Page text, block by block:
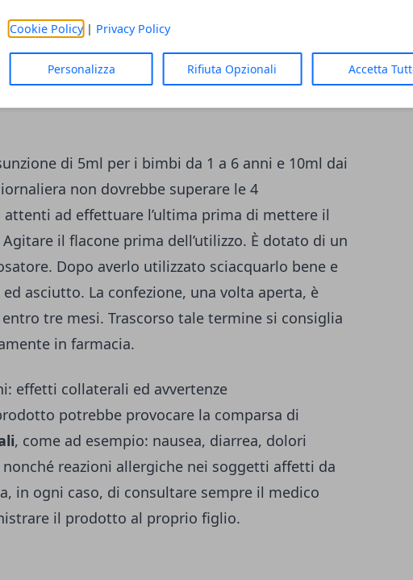
Cookie Policy| Privacy Policy
Personalizza Rifiuta Opzionali Accetta
naturale al limone, oli essenziali di limone,
di canna, gomma arabica e gomma
di 5ml per i bimbi da 1 a 6 anni e 10ml dai
non dovrebbe superare le 4
ad effettuare l’ultima prima di mettere il
il flacone prima dell’utilizzo. È dotato di un
Dopo averlo utilizzato sciacquarlo bene e
asciutto. La confezione, una volta aperta, è
tre mesi. Trascorso tale termine si consiglia
in farmacia.
effetti collaterali ed avvertenze
potrebbe provocare la comparsa di
, come ad esempio: nausea, diarrea, dolori
reazioni allergiche nei soggetti affetti da
in ogni caso, di consultare sempre il medico
il prodotto al proprio figlio.